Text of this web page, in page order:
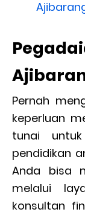
Pernah
keperluan
tunai
pendidikan
Anda bisa
melalui
konsultan